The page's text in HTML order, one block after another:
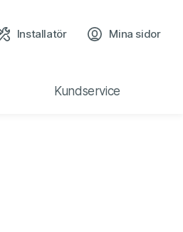
Installatör
Mina sidor
Kundservice